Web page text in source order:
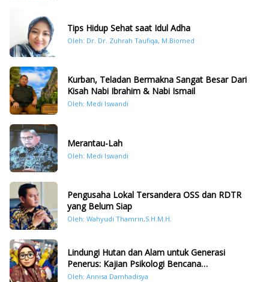
Tips Hidup Sehat saat Idul Adha
Oleh: Dr. Dr. Zuhrah Taufiqa, M.Biomed
Kurban, Teladan Bermakna Sangat Besar Dari
Kisah Nabi Ibrahim & Nabi Ismail
Oleh: Medi Iswandi
Merantau-Lah
Oleh: Medi Iswandi
Pengusaha Lokal Tersandera OSS dan RDTR
yang Belum Siap
Oleh: Wahyudi Thamrin,S.H.M.H.
Lindungi Hutan dan Alam untuk Generasi
Penerus: Kajian Psikologi Bencana
Hidrometeorologi di Sumatera Pasca Tragedi
Oleh: Annisa Damhadisya